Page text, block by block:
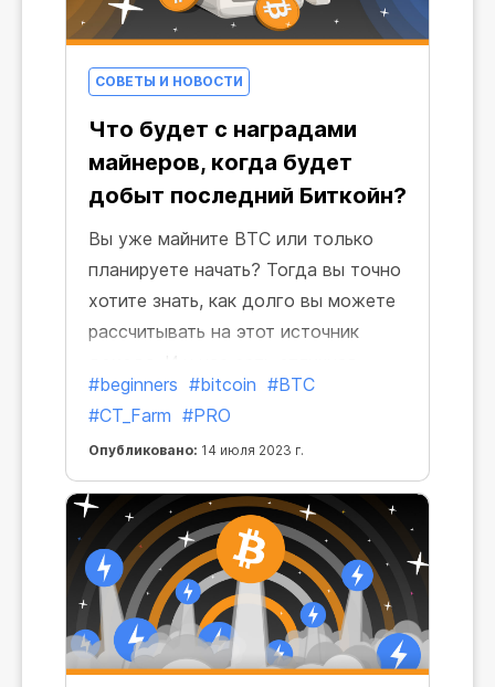
СОВЕТЫ И НОВОСТИ
Что будет с наградами
майнеров, когда будет
добыт последний Биткойн?
Вы уже майните BTC или только
планируете начать? Тогда вы точно
хотите знать, как долго вы можете
рассчитывать на этот источник
новость — вознаграждения
останутся надолго! Фактически они
будут всегда, и даже после того,
как будет добыт последний BTC.
#beginners #bitcoin #BTC
#CT_Farm #PRO
Опубликовано: 14 июля 2023 г.